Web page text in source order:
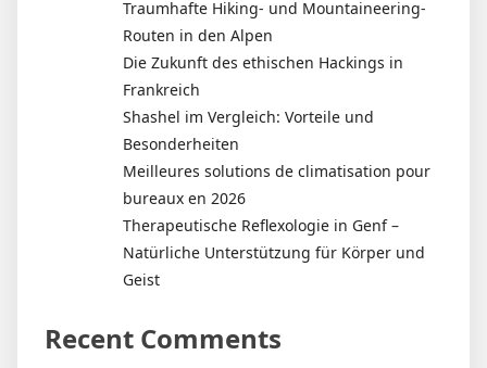
Traumhafte Hiking- und Mountaineering-
Routen in den Alpen
Die Zukunft des ethischen Hackings in
Frankreich
Shashel im Vergleich: Vorteile und
Besonderheiten
Meilleures solutions de climatisation pour
bureaux en 2026
Therapeutische Reflexologie in Genf –
Natürliche Unterstützung für Körper und
Geist
Recent Comments